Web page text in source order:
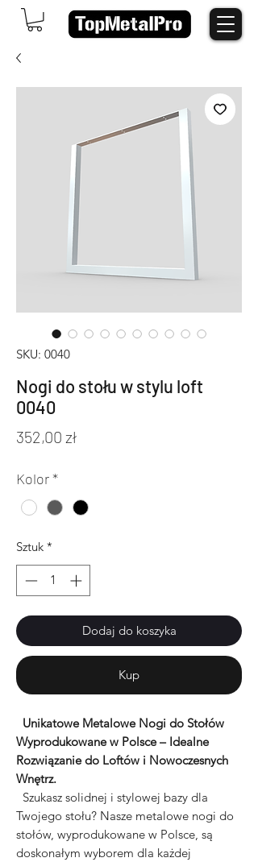
SKU: 0040
Nogi do stołu w stylu loft
0040
352,00 złCena
Kolor*
Sztuk *
Dodaj do koszyka
Kup
Unikatowe Metalowe Nogi do Stołów
Wyprodukowane w Polsce – Idealne
Rozwiązanie do Loftów i Nowoczesnych
Wnętrz.
Szukasz solidnej i stylowej bazy dla
Twojego stołu? Nasze metalowe nogi do
stołów, wyprodukowane w Polsce, są
doskonałym wyborem dla każdej